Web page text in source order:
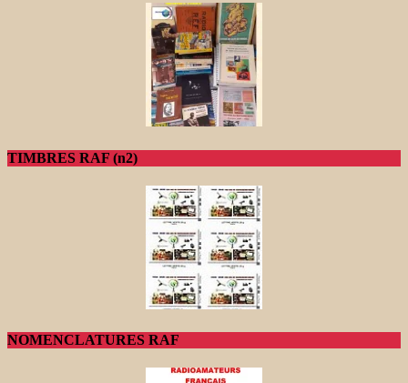
TIMBRES RAF (n2)
NOMENCLATURES RAF